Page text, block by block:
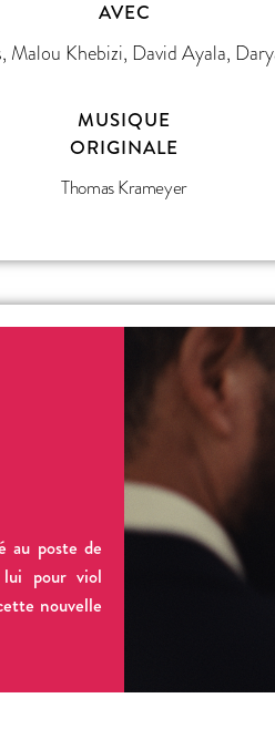
AVEC
Malou Khebizi, David Ayala,
MUSIQUE
ORIGINALE
Thomas Krameyer
au poste de
pour viol
nouvelle